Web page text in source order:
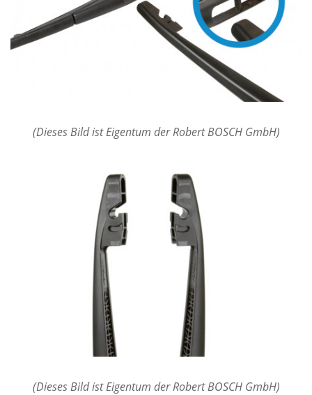
(Dieses Bild ist Eigentum der Robert BOSCH GmbH)
(Dieses Bild ist Eigentum der Robert BOSCH GmbH)